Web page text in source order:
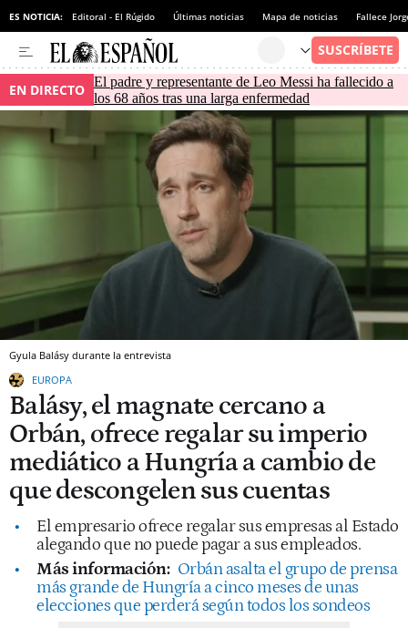
ES NOTICIA: Editoral - El Rúgido Últimas noticias Mapa de noticias Fallece
EN DIRECTO El padre y representante de Leo Messi ha fallecido a
los 68 años tras una larga enfermedad
Gyula Balásy durante la entrevista
EUROPA
Balásy, el magnate cercano a
Orbán, ofrece regalar su imperio
mediático a Hungría a cambio de
que descongelen sus cuentas
El empresario ofrece regalar sus empresas al Estado
alegando que no puede pagar a sus empleados.
Más información: Orbán asalta el grupo de prensa
más grande de Hungría a cinco meses de unas
elecciones que perderá según todos los sondeos